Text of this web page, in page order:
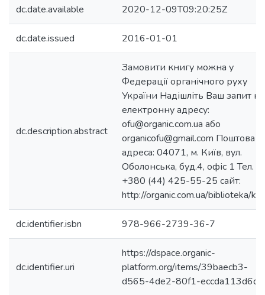
dc.date.available 2020-12-09T09:20:25Z
dc.date.issued 2016-01-01
dc.description.abstract
Замовити книгу можна у
Федерації органічного руху
України Надішліть Ваш запит на
електронну адресу:
ofu@organic.com.ua або
organicofu@gmail.com Поштова
адреса: 04071, м. Київ, вул.
Оболонська, буд.4, офіс 1 Тел.
+380 (44) 425-55-25 сайт:
http://organic.com.ua/biblioteka/
dc.identifier.isbn 978-966-2739-36-7
dc.identifier.uri
https://dspace.organic-
platform.org/items/39baecb3-
d565-4de2-80f1-eccda113d6d1